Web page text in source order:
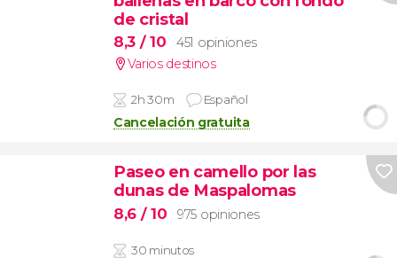
de cristal
8,3 / 10
451 opiniones
Varios destinos
2h 30m Español
Cancelación gratuita
Paseo en camello por las
dunas de Maspalomas
8,6 / 10 975 opiniones
30 minutos